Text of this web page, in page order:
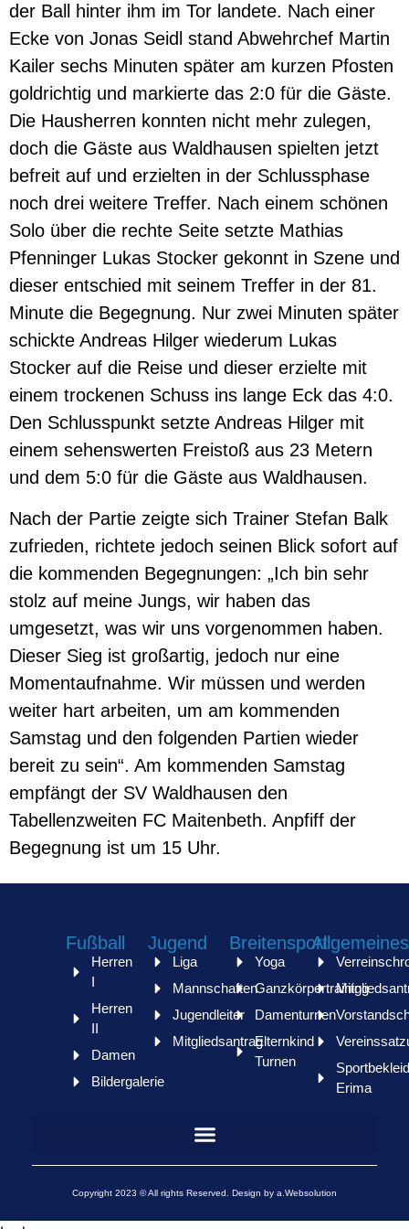
der Ball hinter ihm im Tor landete. Nach einer
Ecke von Jonas Seidl stand Abwehrchef Martin
Kailer sechs Minuten später am kurzen Pfosten
goldrichtig und markierte das 2:0 für die Gäste.
Die Hausherren konnten nicht mehr zulegen,
doch die Gäste aus Waldhausen spielten jetzt
befreit auf und erzielten in der Schlussphase
noch drei weitere Treffer. Nach einem schönen
Solo über die rechte Seite setzte Mathias
Pfenninger Lukas Stocker gekonnt in Szene und
dieser entschied mit seinem Treffer in der 81.
Minute die Begegnung. Nur zwei Minuten später
schickte Andreas Hilger wiederum Lukas
Stocker auf die Reise und dieser erzielte mit
einem trockenen Schuss ins lange Eck das 4:0.
Den Schlusspunkt setzte Andreas Hilger mit
einem sehenswerten Freistoß aus 23 Metern
und dem 5:0 für die Gäste aus Waldhausen.
Nach der Partie zeigte sich Trainer Stefan Balk
zufrieden, richtete jedoch seinen Blick sofort auf
die kommenden Begegnungen: „Ich bin sehr
stolz auf meine Jungs, wir haben das
umgesetzt, was wir uns vorgenommen haben.
Dieser Sieg ist großartig, jedoch nur eine
Momentaufnahme. Wir müssen und werden
weiter hart arbeiten, um am kommenden
Samstag und den folgenden Partien wieder
bereit zu sein“. Am kommenden Samstag
empfängt der SV Waldhausen den
Tabellenzweiten FC Maitenbeth. Anpfiff der
Begegnung ist um 15 Uhr.
Fußball
Herren
I
Herren
II
Damen
Bildergalerie
Jugend
Liga
Mannschaften
Jugendleiter
Mitgliedsantrag
Breitensport
Yoga
Ganzkörpertraining
Damenturnen
Elternkind
Turnen
Allgemeines
Erima
Copyright 2023 © All rights Reserved. Design by a.Websolution